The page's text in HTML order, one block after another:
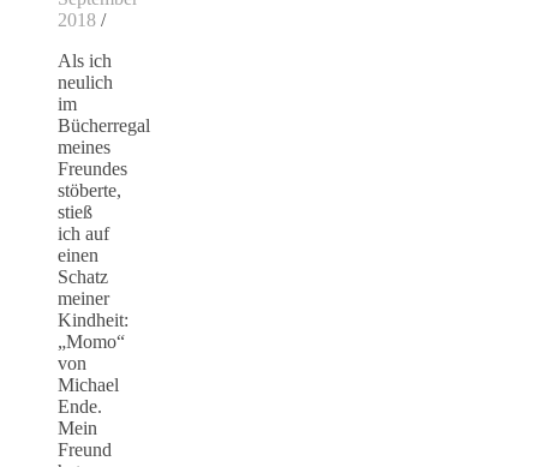
2018 /
Als ich
neulich
im
Bücherregal
meines
Freundes
stöberte,
stieß
ich auf
einen
Schatz
meiner
Kindheit:
„Momo“
von
Michael
Ende.
Mein
Freund